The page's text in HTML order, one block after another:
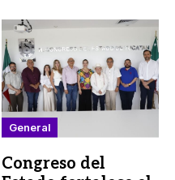
General
Congreso del